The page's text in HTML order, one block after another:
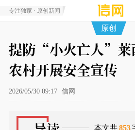
专注独家 · 原创新闻
原创
提防“小火亡人”莱
农村开展安全宣传
2026/05/30 09:17 信网
本文共853